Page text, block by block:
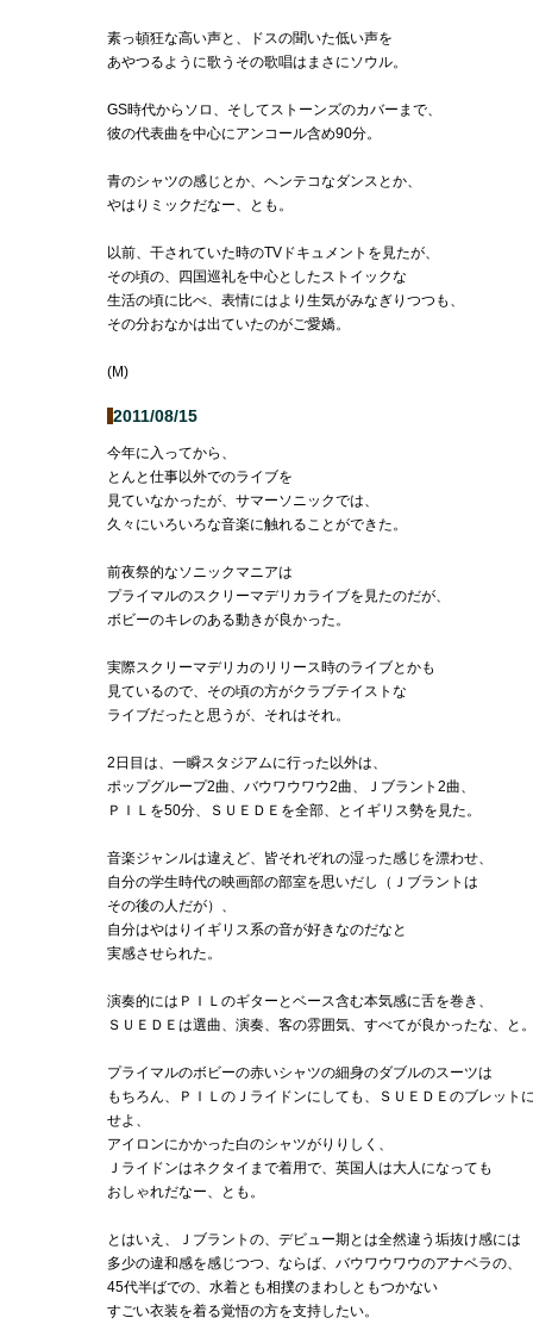
素っ頓狂な高い声と、ドスの聞いた低い声を
あやつるように歌うその歌唱はまさにソウル。
GS時代からソロ、そしてストーンズのカバーまで、
彼の代表曲を中心にアンコール含め90分。
青のシャツの感じとか、ヘンテコなダンスとか、
やはりミックだなー、とも。
以前、干されていた時のTVドキュメントを見たが、
その頃の、四国巡礼を中心としたストイックな
生活の頃に比べ、表情にはより生気がみなぎりつつも、
その分おなかは出ていたのがご愛嬌。
(M)
2011/08/15
今年に入ってから、
とんと仕事以外でのライブを
見ていなかったが、サマーソニックでは、
久々にいろいろな音楽に触れることができた。
前夜祭的なソニックマニアは
プライマルのスクリーマデリカライブを見たのだが、
ボビーのキレのある動きが良かった。
実際スクリーマデリカのリリース時のライブとかも
見ているので、その頃の方がクラブテイストな
ライブだったと思うが、それはそれ。
2日目は、一瞬スタジアムに行った以外は、
ポップグループ2曲、バウワウワウ2曲、Ｊブラント2曲、
ＰＩＬを50分、ＳＵＥＤＥを全部、とイギリス勢を見た。
音楽ジャンルは違えど、皆それぞれの湿った感じを漂わせ、
自分の学生時代の映画部の部室を思いだし（Ｊブラントは
その後の人だが）、
自分はやはりイギリス系の音が好きなのだなと
実感させられた。
演奏的にはＰＩＬのギターとベース含む本気感に舌を巻き、
ＳＵＥＤＥは選曲、演奏、客の雰囲気、すべてが良かったな、と
プライマルのボビーの赤いシャツの細身のダブルのスーツは
もちろん、ＰＩＬのＪライドンにしても、ＳＵＥＤＥのブレット
せよ、
アイロンにかかった白のシャツがりりしく、
Ｊライドンはネクタイまで着用で、英国人は大人になっても
おしゃれだなー、とも。
とはいえ、Ｊブラントの、デビュー期とは全然違う垢抜け感には
多少の違和感を感じつつ、ならば、バウワウワウのアナベラの、
45代半ばでの、水着とも相撲のまわしともつかない
すごい衣装を着る覚悟の方を支持したい。